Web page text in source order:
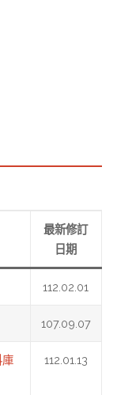
最新修訂
日期
112.02.01
107.09.07
庫
112.01.13